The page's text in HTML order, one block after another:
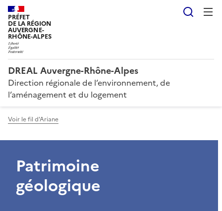
PRÉFET
DE LA RÉGION
AUVERGNE-
RHÔNE-ALPES
DREAL Auvergne-Rhône-Alpes
Direction régionale de l’environnement, de
l’aménagement et du logement
Voir le fil d'Ariane
Patrimoine
géologique